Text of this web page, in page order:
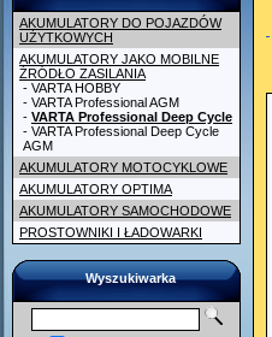
AKUMULATORY DO POJAZDÓW
UŻYTKOWYCH
AKUMULATORY JAKO MOBILNE
ŹRÓDŁO ZASILANIA
- VARTA HOBBY
- VARTA Professional AGM
- VARTA Professional Deep Cycle
- VARTA Professional Deep Cycle
AGM
AKUMULATORY MOTOCYKLOWE
AKUMULATORY OPTIMA
AKUMULATORY SAMOCHODOWE
PROSTOWNIKI I ŁADOWARKI
Wyszukiwarka